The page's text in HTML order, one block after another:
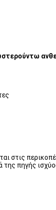
στις
πηγής